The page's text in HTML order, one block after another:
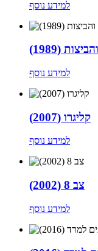
למידע נוסף
(1989)
למידע נוסף
קליגרו (2007)
למידע נוסף
צב 8 (2002)
למידע נוסף